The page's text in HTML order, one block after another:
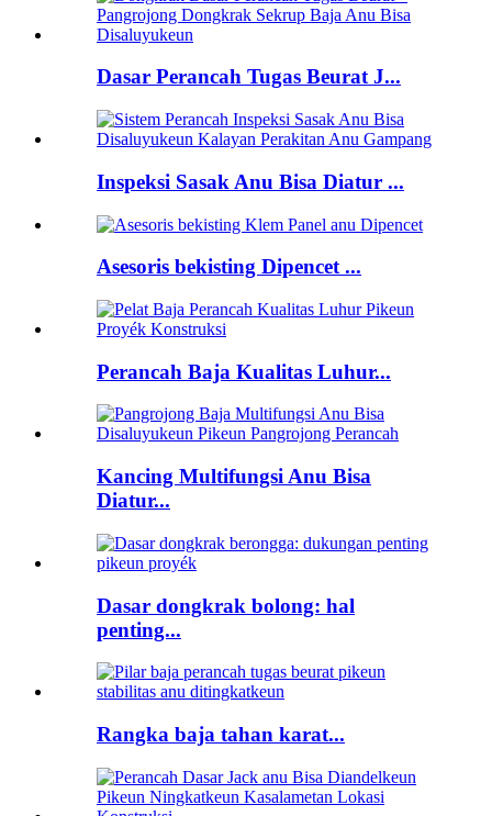
Dasar Perancah Tugas Beurat J...
Inspeksi Sasak Anu Bisa Diatur ...
Asesoris bekisting Dipencet ...
Perancah Baja Kualitas Luhur...
Kancing Multifungsi Anu Bisa
Diatur...
Dasar dongkrak bolong: hal
penting...
Rangka baja tahan karat...